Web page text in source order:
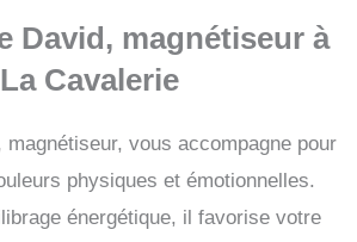
David, magnétiseur à
La Cavalerie
magnétiseur, vous accompagne pour
physiques et émotionnelles.
énergétique, il favorise votre